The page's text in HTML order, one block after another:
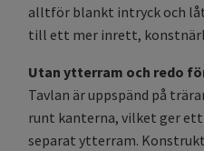
alltför blankt intryck och
till ett mer inrett,
Utan ytterram och redo
Tavlan är uppspänd på
runt kanterna, vilket ger
separat ytterram.